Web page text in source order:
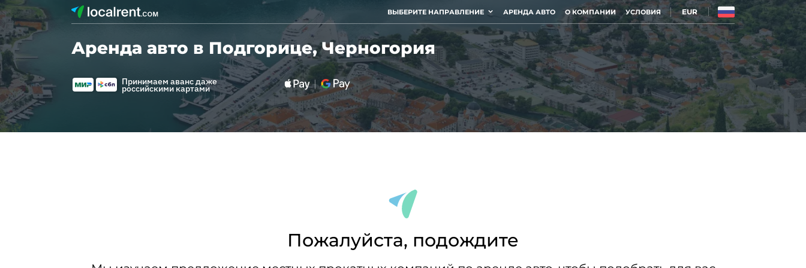
ВЫБЕРИТЕ НАПРАВЛЕНИЕ АРЕНДА АВТО О КОМПАНИИ УСЛОВИЯ EUR
Аренда авто в Подгорице, Черногория
Принимаем аванс даже
российскими картами
Пожалуйста, подождите